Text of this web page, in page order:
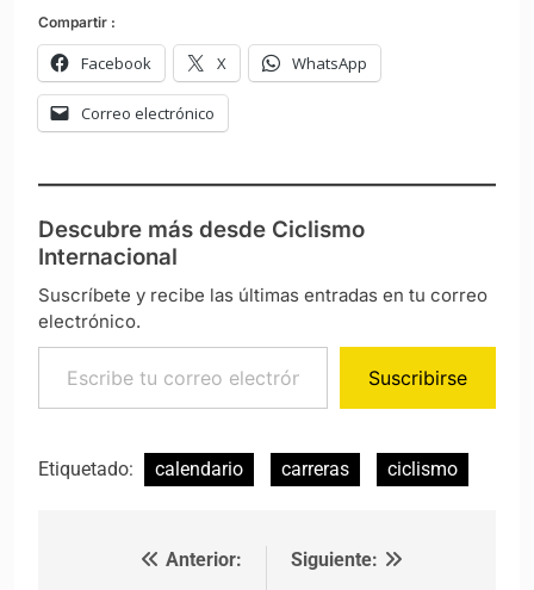
Compartir :
Facebook X WhatsApp
Correo electrónico
Descubre más desde Ciclismo
Internacional
Suscríbete y recibe las últimas entradas en tu correo
electrónico.
Escribe tu correo electrónico…
Suscribirse
Etiquetado: calendario carreras ciclismo
Navegación de entradas
Anterior:
Siguiente: